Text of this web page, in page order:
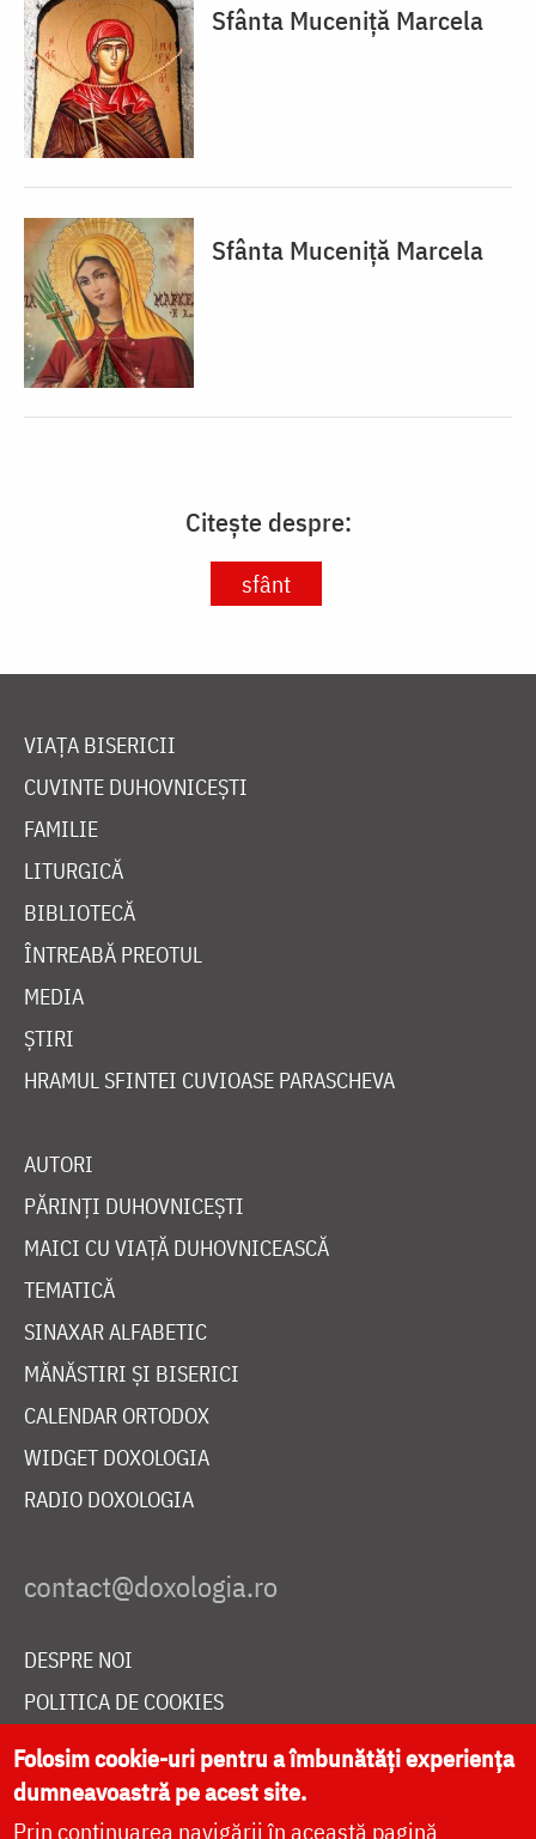
Sfânta Muceniță Marcela
Sfânta Muceniță Marcela
Citește despre:
sfânt
VIAȚA BISERICII
CUVINTE DUHOVNICEȘTI
FAMILIE
LITURGICĂ
BIBLIOTECĂ
ÎNTREABĂ PREOTUL
MEDIA
ȘTIRI
HRAMUL SFINTEI CUVIOASE PARASCHEVA
AUTORI
PĂRINȚI DUHOVNICEȘTI
MAICI CU VIAȚĂ DUHOVNICEASCĂ
TEMATICĂ
SINAXAR ALFABETIC
MĂNĂSTIRI ȘI BISERICI
CALENDAR ORTODOX
WIDGET DOXOLOGIA
RADIO DOXOLOGIA
DESPRE NOI
POLITICA DE COOKIES
DONEAZĂ ONLINE PENTRU CATEDRALA NAȚIONALĂ
Folosim cookie-uri pentru a îmbunătăți experiența
dumneavoastră pe acest site.
Prin continuarea navigării în această pagină